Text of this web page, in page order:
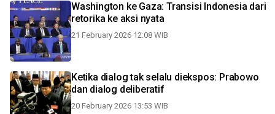
Washington ke Gaza: Transisi Indonesia dari
retorika ke aksi nyata
21 February 2026 12:08 WIB
Ketika dialog tak selalu diekspos: Prabowo
dan dialog deliberatif
20 February 2026 13:53 WIB